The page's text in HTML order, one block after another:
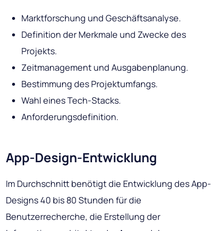
Marktforschung und Geschäftsanalyse.
Definition der Merkmale und Zwecke des
Projekts.
Zeitmanagement und Ausgabenplanung.
Bestimmung des Projektumfangs.
Wahl eines Tech-Stacks.
Anforderungsdefinition.
App-Design-Entwicklung
Im Durchschnitt benötigt die Entwicklung des App-
Designs 40 bis 80 Stunden für die
Benutzerrecherche, die Erstellung der